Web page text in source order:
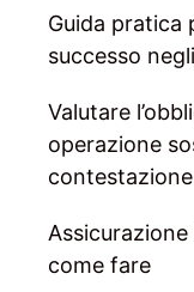
Guida pratica
successo
Valutare
operazione
contestazione
come fare